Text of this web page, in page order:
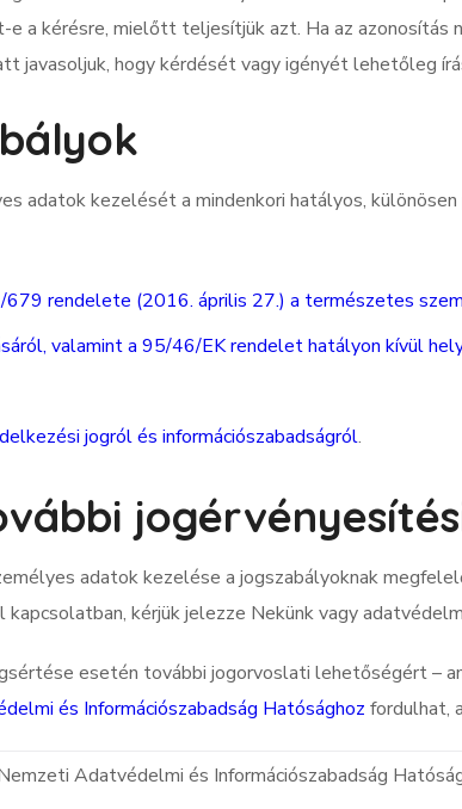
a kérésre, mielőtt teljesítjük azt. Ha az
javasoljuk, hogy kérdését vagy igényét lehetőleg
adatok kezelését a mindenkori hatályos,
679 rendelete (2016. április 27.) a természetes
valamint a 95/46/EK rendelet hatályon kívül
jogról és információszabadságról.
adatok kezelése a jogszabályoknak
kérjük jelezze Nekünk vagy
esetén további jogorvoslati lehetőségért –
és Információszabadság Hatósághoz fordulhat,
Adatvédelmi és Információszabadság